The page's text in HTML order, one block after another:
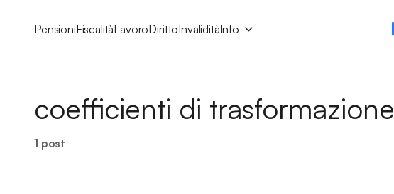
PensioniFiscalitàLavoroDirittoInvaliditàInfo
coefficienti di trasformazione
1 post